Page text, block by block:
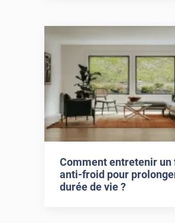
Comment entretenir un
anti-froid pour
durée de vie ?